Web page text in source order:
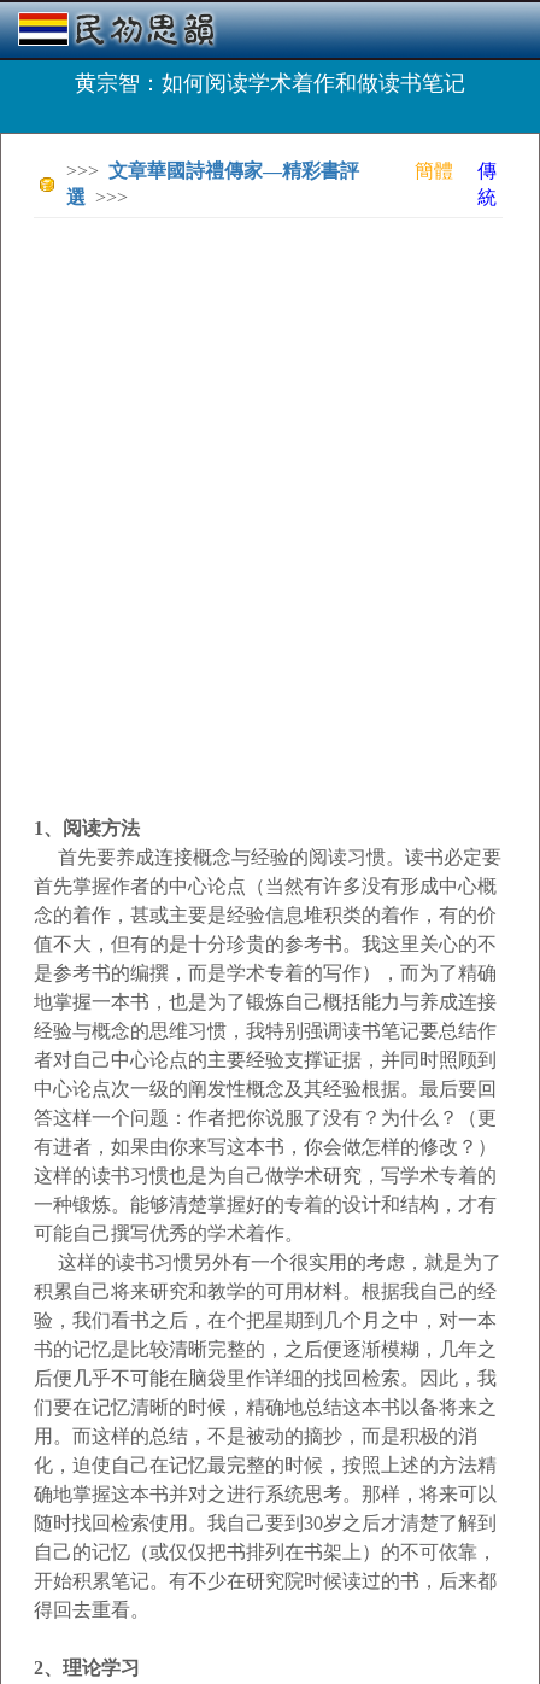
黄宗智：如何阅读学术着作和做读书笔记
>>> 文章華國詩禮傳家—精彩書評
選 >>>
簡體
傳
統
1、阅读方法
首先要养成连接概念与经验的阅读习惯。读书必定要
首先掌握作者的中心论点（当然有许多没有形成中心概
念的着作，甚或主要是经验信息堆积类的着作，有的价
值不大，但有的是十分珍贵的参考书。我这里关心的不
是参考书的编撰，而是学术专着的写作），而为了精确
地掌握一本书，也是为了锻炼自己概括能力与养成连接
经验与概念的思维习惯，我特别强调读书笔记要总结作
者对自己中心论点的主要经验支撑证据，并同时照顾到
中心论点次一级的阐发性概念及其经验根据。最后要回
答这样一个问题：作者把你说服了没有？为什么？（更
有进者，如果由你来写这本书，你会做怎样的修改？）
这样的读书习惯也是为自己做学术研究，写学术专着的
一种锻炼。能够清楚掌握好的专着的设计和结构，才有
可能自己撰写优秀的学术着作。
这样的读书习惯另外有一个很实用的考虑，就是为了
积累自己将来研究和教学的可用材料。根据我自己的经
验，我们看书之后，在个把星期到几个月之中，对一本
书的记忆是比较清晰完整的，之后便逐渐模糊，几年之
后便几乎不可能在脑袋里作详细的找回检索。因此，我
们要在记忆清晰的时候，精确地总结这本书以备将来之
用。而这样的总结，不是被动的摘抄，而是积极的消
化，迫使自己在记忆最完整的时候，按照上述的方法精
确地掌握这本书并对之进行系统思考。那样，将来可以
随时找回检索使用。我自己要到 30岁之后才清楚了解到
自己的记忆（或仅仅把书排列在书架上）的不可依靠，
开始积累笔记。有不少在研究院时候读过的书，后来都
得回去重看。
2、理论学习